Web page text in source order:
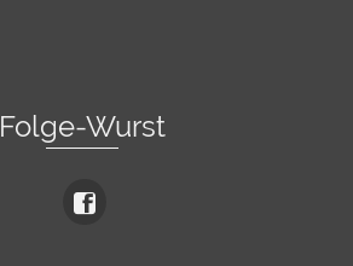
Folge-Wurst